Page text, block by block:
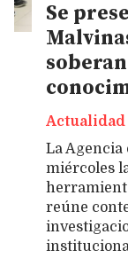
Se
Actualidad
La Agencia
miércoles
reúne